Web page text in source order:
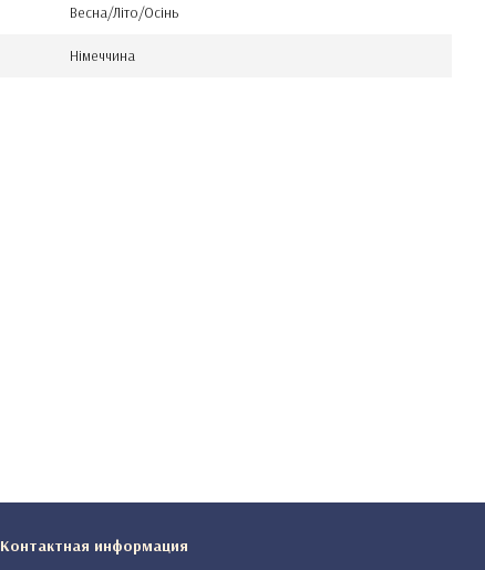
Весна/Літо/Осінь
Німеччина
Контактная информация